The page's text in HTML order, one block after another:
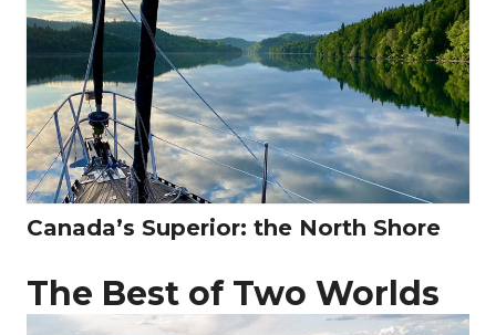
Canada’s Superior: the North Shore
The Best of Two Worlds